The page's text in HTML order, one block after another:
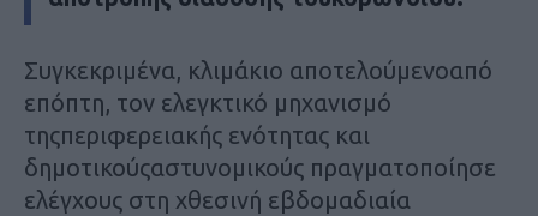
Συγκεκριμένα, κλιμάκιο αποτελούμενοαπό
επόπτη, τον ελεγκτικό μηχανισμό
τηςπεριφερειακής ενότητας και
δημοτικούςαστυνομικούς πραγματοποίησε
ελέγχους στη χθεσινή εβδομαδιαία